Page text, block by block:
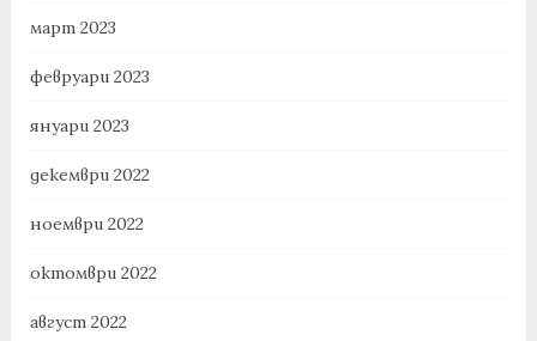
март 2023
февруари 2023
януари 2023
декември 2022
ноември 2022
октомври 2022
август 2022